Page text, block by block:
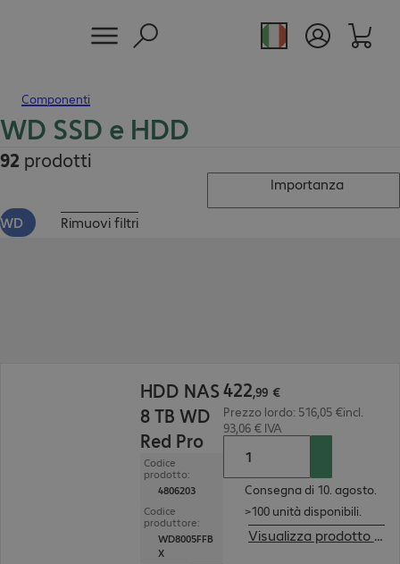
Componenti
WD SSD e HDD
92 prodotti
Importanza
WD Rimuovi filtri
HDD NAS
8 TB WD
Red Pro
Codice
prodotto:
4806203
Codice
produttore:
WD8005FFB
X
422,99 €
Prezzo lordo: 516,05 €incl.
93,06 € IVA
Consegna di 10. agosto.
>100 unità disponibili.
Visualizza prodotto successore